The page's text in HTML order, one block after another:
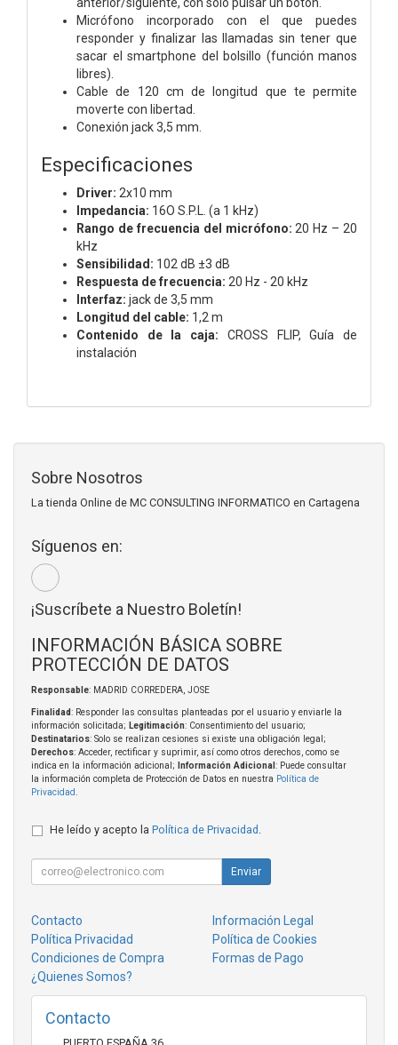
Micrófono incorporado con el que puedes
responder y finalizar las llamadas sin tener que
sacar el smartphone del bolsillo (función manos
libres).
Cable de 120 cm de longitud que te permite
moverte con libertad.
Conexión jack 3,5 mm.
Especificaciones
Driver: 2x10 mm
Impedancia: 16O S.P.L. (a 1 kHz)
Rango de frecuencia del micrófono: 20 Hz – 20
kHz
Sensibilidad: 102 dB ±3 dB
Respuesta de frecuencia: 20 Hz - 20 kHz
Interfaz: jack de 3,5 mm
Longitud del cable: 1,2 m
Contenido de la caja: CROSS FLIP,Guía de
instalación
Sobre Nosotros
La tienda Online de MC CONSULTING INFORMATICO en Cartagena
Síguenos en:
¡Suscríbete a Nuestro Boletín!
INFORMACIÓN BÁSICA SOBRE
PROTECCIÓN DE DATOS
Responsable: MADRID CORREDERA, JOSE
Finalidad: Responder las consultas planteadas por el usuario y enviarle la
información solicitada; Legitimación: Consentimiento del usuario;
Destinatarios: Solo se realizan cesiones si existe una obligación legal;
Derechos: Acceder, rectificar y suprimir, así como otros derechos, como se
indica en la información adicional;
Información Adicional : Puede consultar
la información completa de Protección de Datos en nuestra Política de
Privacidad
He leído y acepto la Política de Privacidad
Enviar
Contacto
Información Legal
Política Privacidad
Política de Cookies
Condiciones de Compra
Formas de Pago
¿Quienes Somos?
Contacto